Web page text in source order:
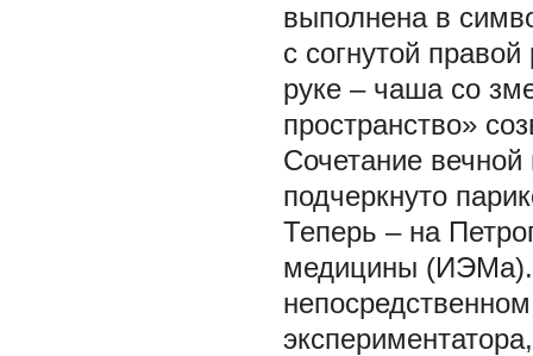
выполнена в
с согнутой
руке – чаша со
пространство»
Сочетание
подчеркнуто
Теперь – на
медицины (ИЭМа).